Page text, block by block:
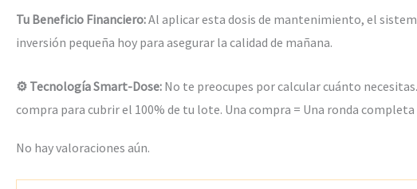
Tu Beneficio Financiero:Al aplicar esta dosis de mantenimiento, el
inversión pequeña hoy para asegurar la calidad de mañana.
⚙️ Tecnología Smart-Dose: No te preocupes por calcular cuánto
compra para cubrir el 100% de tu lote. Una compra = Una ronda
No hay valoraciones aún.